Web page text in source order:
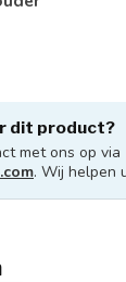
dit product?
met ons op via
. Wij helpen